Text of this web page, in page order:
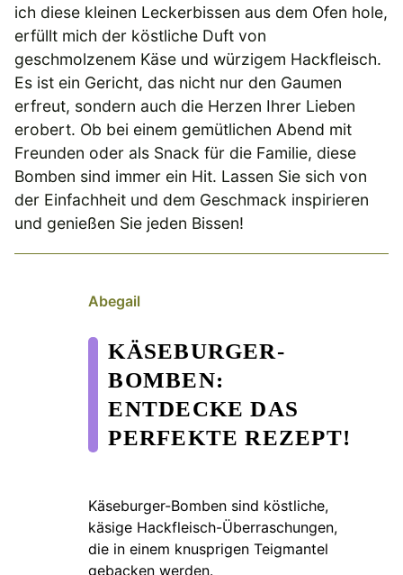
ich diese kleinen Leckerbissen aus dem Ofen hole,
erfüllt mich der köstliche Duft von
geschmolzenem Käse und würzigem Hackfleisch.
Es ist ein Gericht, das nicht nur den Gaumen
erfreut, sondern auch die Herzen Ihrer Lieben
erobert. Ob bei einem gemütlichen Abend mit
Freunden oder als Snack für die Familie, diese
Bomben sind immer ein Hit. Lassen Sie sich von
der Einfachheit und dem Geschmack inspirieren
und genießen Sie jeden Bissen!
Abegail
KÄSEBURGER-
BOMBEN:
ENTDECKE DAS
PERFEKTE REZEPT!
Käseburger-Bomben sind köstliche,
käsige Hackfleisch-Überraschungen,
die in einem knusprigen Teigmantel
gebacken werden.